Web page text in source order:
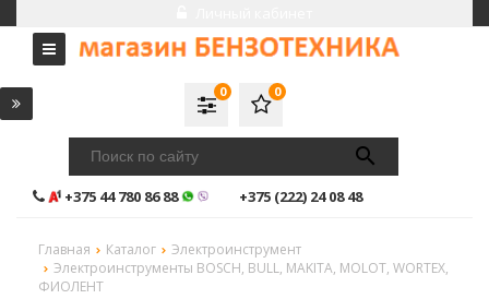
0
0
+375 44 780 86 88 +375 (222) 24 08 48
Главная Каталог
Электроинструмент
Электроинструменты BOSCH, BULL, MAKITA, MOLOT, WORTEX,
ФИОЛЕНТ